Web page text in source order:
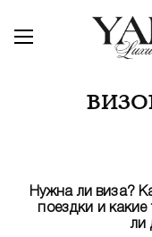
Нужна ли виза?
поездки и
ли